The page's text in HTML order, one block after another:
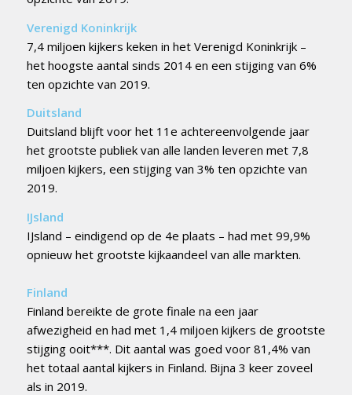
Verenigd Koninkrijk
7,4 miljoen kijkers keken in het Verenigd Koninkrijk –
het hoogste aantal sinds 2014 en een stijging van 6%
ten opzichte van 2019.
Duitsland
Duitsland blijft voor het 11e achtereenvolgende jaar
het grootste publiek van alle landen leveren met 7,8
miljoen kijkers, een stijging van 3% ten opzichte van
2019.
IJsland
IJsland – eindigend op de 4e plaats – had met 99,9%
opnieuw het grootste kijkaandeel van alle markten.
Finland
Finland bereikte de grote finale na een jaar
afwezigheid en had met 1,4 miljoen kijkers de grootste
stijging ooit***. Dit aantal was goed voor 81,4% van
het totaal aantal kijkers in Finland. Bijna 3 keer zoveel
als in 2019.